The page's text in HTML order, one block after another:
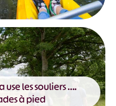
use les souliers ….
à pied